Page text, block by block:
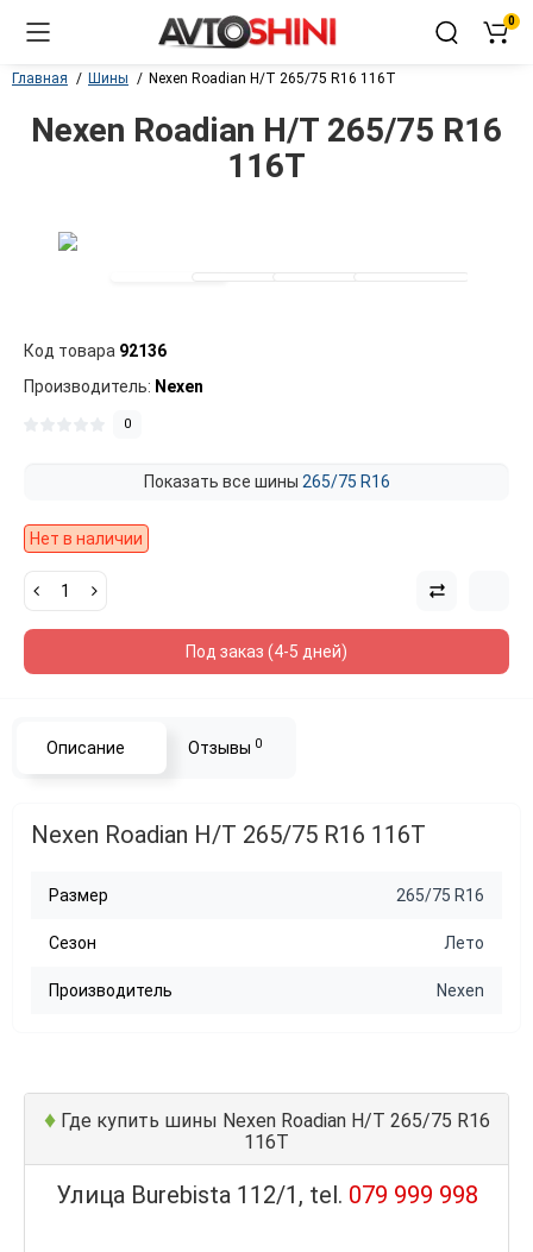
0
Главная Шины Nexen Roadian H/T 265/75 R16 116T
Nexen Roadian H/T 265/75 R16
116T
Код товара 92136
Производитель: Nexen
0
Показать все шины 265/75 R16
Нет в наличии
Под заказ (4-5 дней)
Описание Отзывы 0
Nexen Roadian H/T 265/75 R16 116T
Размер 265/75 R16
Сезон Лето
Производитель Nexen
♦Где купить шины Nexen Roadian H/T 265/75 R16
116T
Улица Burebista 112/1, tel. 079 999 998